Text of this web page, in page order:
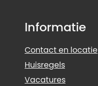
Informatie
Contact en locatie
Huisregels
Vacatures